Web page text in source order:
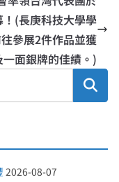
(長庚科技大學學
參展2件作品並獲
面銀牌的佳績。)
2026-08-07